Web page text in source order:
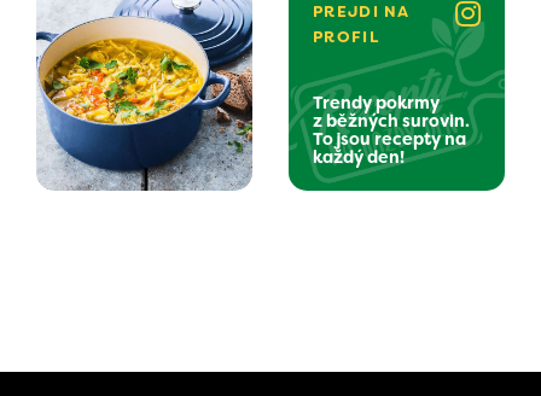
PREJDI NA
PROFIL
Trendy pokrmy
z běžných surovin.
To jsou recepty na
každý den!